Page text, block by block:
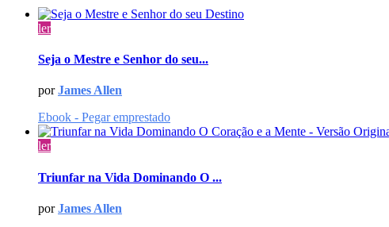
ler
Seja o Mestre e Senhor do seu...
porJames Allen
Ebook - Pegar emprestado
ler
Triunfar na Vida Dominando O ...
porJames Allen